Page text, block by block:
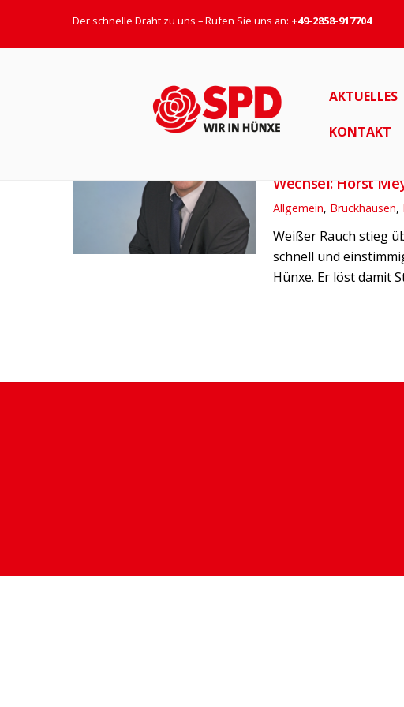
Der schnelle Draht zu uns – Rufen Sie uns an: +49-2858-917704
AKTUELLES
KONTAKT
ALLGEMEIN BRUCKHAUSEN
Wechsel: Horst
Allgemein, Bruckhausen,
Weißer Rauch stieg
schnell und
Hünxe. Er löst damit